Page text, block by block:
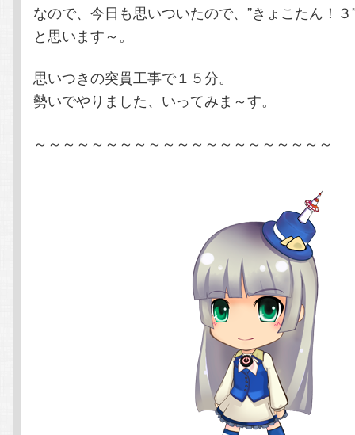
ン
へ
ツ
移
なので、今日も思いついたので、”きょこたん！
と思います～。
思いつきの突貫工事で１５分。
勢いでやりました、いってみま～す。
～～～～～～～～～～～～～～～～～～～～～